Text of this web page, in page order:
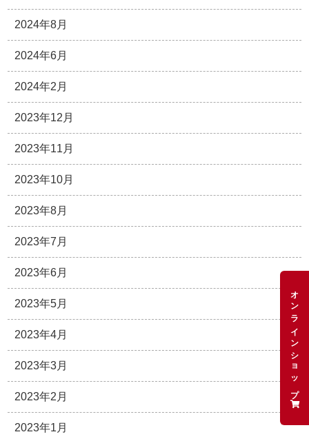
2024年8月
2024年6月
2024年2月
2023年12月
2023年11月
2023年10月
2023年8月
2023年7月
2023年6月
2023年5月
2023年4月
2023年3月
2023年2月
2023年1月
オンラインショップ